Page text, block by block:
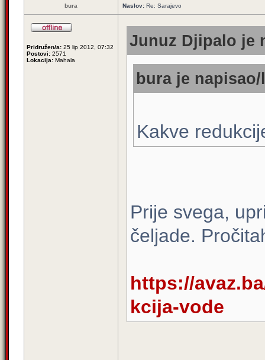
bura Naslov: Re: Sarajevo
Pridružen/a: 25 lip 2012, 07:32
Postovi: 2571
Lokacija: Mahala
Junuz Djipalo je
bura je
Kakve
Prije svega,
čeljade.
https://
kcija-vode